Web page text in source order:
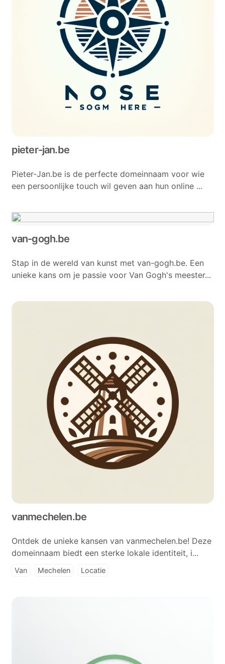
pieter-jan.be
Pieter-Jan.be is de perfecte domeinnaam voor wie
een persoonlijke touch wil geven aan hun online ...
van-gogh.be
Stap in de wereld van kunst met van-gogh.be. Een
unieke kans om je passie voor Van Gogh's meester...
vanmechelen.be
Ontdek de unieke kansen van vanmechelen.be! Deze
domeinnaam biedt een sterke lokale identiteit, i...
Van Mechelen Locatie